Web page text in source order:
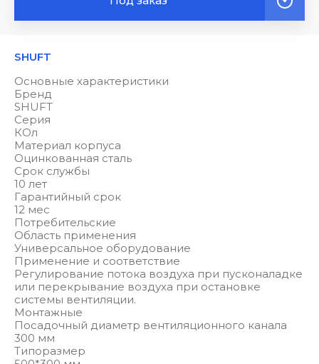
SHUFT
Основные характеристики
Бренд
SHUFT
Серия
КОл
Материал корпуса
Оцинкованная сталь
Срок службы
10 лет
Гарантийный срок
12 мес
Потребительские
Область применения
Универсальное оборудование
Применение и соответствие
Регулирование потока воздуха при пусконаладке
или перекрывание воздуха при остановке
системы вентиляции.
Монтажные
Посадочный диаметр вентиляционного канала
300 мм
Типоразмер